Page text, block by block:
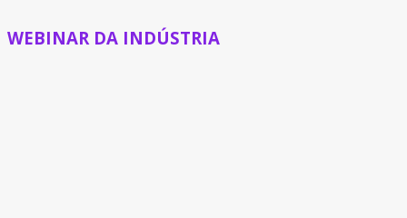
WEBINAR DA INDÚSTRIA